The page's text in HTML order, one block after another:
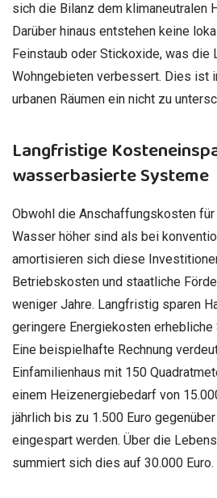
sich die Bilanz dem klimaneutralen
Darüber hinaus entstehen keine
Feinstaub oder Stickoxide, was die
Wohngebieten verbessert. Dies ist
urbanen Räumen ein nicht zu
Langfristige
wasserbasierte Systeme
Obwohl die Anschaffungskosten
Wasser höher sind als bei
amortisieren sich diese
Betriebskosten und staatliche
weniger Jahre. Langfristig sparen
geringere Energiekosten erhebliche
Eine beispielhafte Rechnung
Einfamilienhaus mit 150
einem Heizenergiebedarf von
jährlich bis zu 1.500 Euro
eingespart werden. Über die
summiert sich dies auf 30.000 Euro.